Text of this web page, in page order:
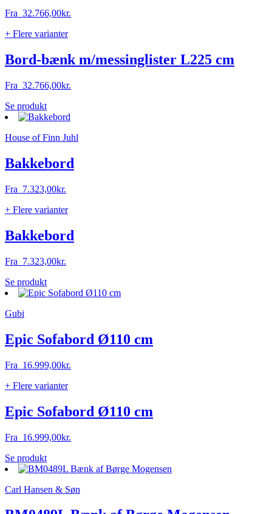
Fra 32.766,00kr.
+ Flere varianter
Bord-bænk m/messinglister L225 cm
Fra 32.766,00kr.
Se produktDette
vare
flere
Mulighederne
kan
på
House of Finn Juhl
Bakkebord
Fra 7.323,00kr.
+ Flere varianter
Bakkebord
Fra 7.323,00kr.
Se produktDette
vare
Mulighederne
kan
på
Gubi
Epic Sofabord Ø110 cm
Fra 16.999,00kr.
+ Flere varianter
Epic Sofabord Ø110 cm
Fra 16.999,00kr.
Se produktDette
vare
flere
Mulighederne
Carl Hansen & Søn